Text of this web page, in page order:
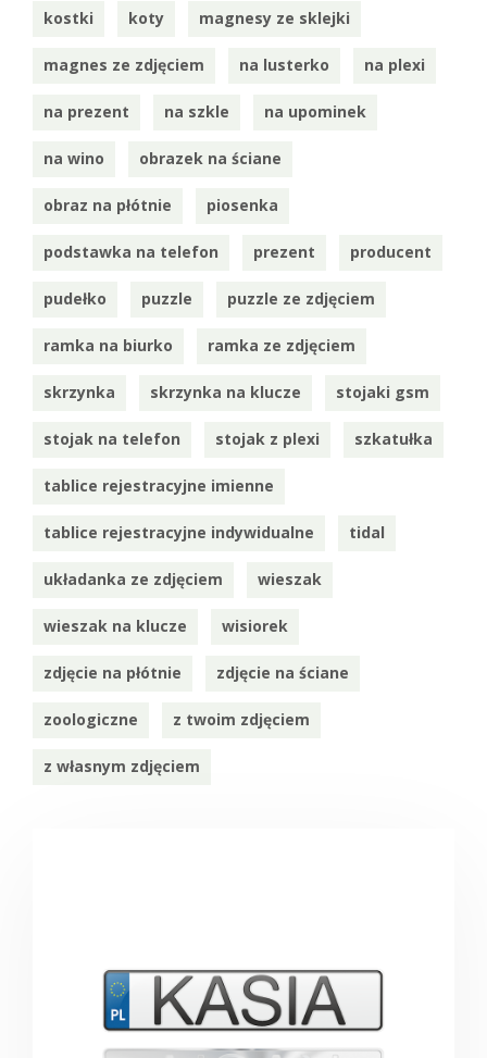
kostki koty magnesy ze sklejki
magnes ze zdjęciem na lusterko na plexi
na prezent na szkle na upominek
na wino obrazek na ściane
obraz na płótnie piosenka
podstawka na telefon prezent producent
pudełko puzzle puzzle ze zdjęciem
ramka na biurko ramka ze zdjęciem
skrzynka skrzynka na klucze stojaki gsm
stojak na telefon stojak z plexi szkatułka
tablice rejestracyjne imienne
tablice rejestracyjne indywidualne tidal
układanka ze zdjęciem wieszak
wieszak na klucze wisiorek
zdjęcie na płótnie zdjęcie na ściane
zoologiczne z twoim zdjęciem
z własnym zdjęciem